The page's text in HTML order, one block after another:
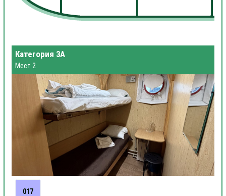
Категория 3А
Мест 2
017